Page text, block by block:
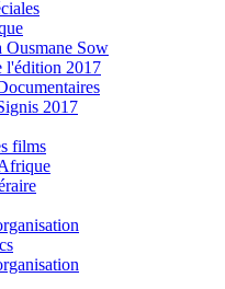
Ousmane Sow
l'édition 2017
2017
films